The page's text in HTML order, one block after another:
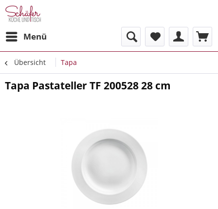
Menü
Übersicht Tapa
Tapa Pastateller TF 200528 28 cm